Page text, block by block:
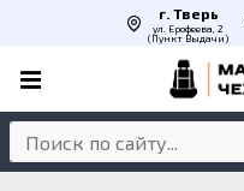
г. Тверь
ул. Ерофеева, 2
(Пункт Выдачи)